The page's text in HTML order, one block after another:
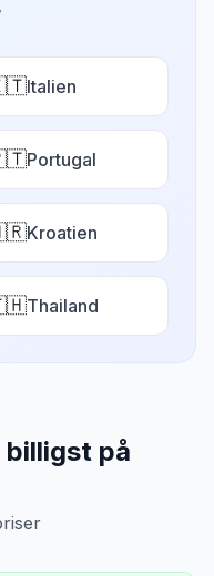
Italien
Portugal
Kroatien
Thailand
billigst på